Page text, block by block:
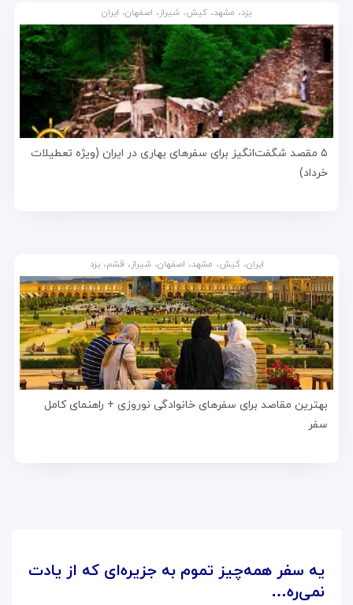
یزد، مشهد، کیش، شیراز، اصفهان، ایران
۵ مقصد شگفت‌انگیز برای سفرهای بهاری در ایران (ویژه تعطیلات
خرداد)
ایران، کیش، مشهد، اصفهان، شیراز، قشم، یزد
بهترین مقاصد برای سفرهای خانوادگی نوروزی + راهنمای کامل
سفر
یه سفر همه‌چیز تموم به جزیره‌ای که از یادت
نمی‌ره…